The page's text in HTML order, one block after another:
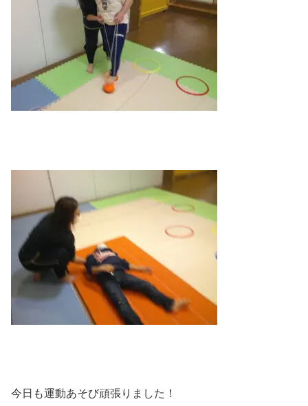
今日も運動あそび頑張りました！